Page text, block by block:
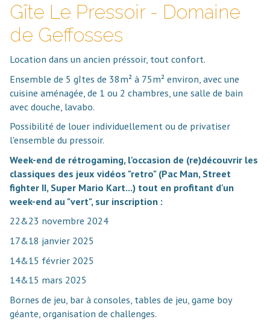
Gîte Le Pressoir - Domaine
de Geffosses
Location dans un ancien préssoir, tout confort.
Ensemble de 5 gîtes de 38m² à 75m² environ, avec une
cuisine aménagée, de 1 ou 2 chambres, une salle de bain
avec douche, lavabo.
Possibilité de louer individuellement ou de privatiser
l'ensemble du pressoir.
Week-end de rétrogaming, l'occasion de (re)découvrir les
classiques des jeux vidéos "retro" (Pac Man, Street
fighter II, Super Mario Kart...) tout en profitant d'un
week-end au "vert", sur inscription :
22&23 novembre 2024
17&18 janvier 2025
14&15 février 2025
14&15 mars 2025
Bornes de jeu, bar à consoles, tables de jeu, game boy
géante, organisation de challenges.